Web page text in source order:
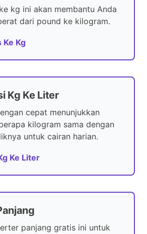
kg ini akan membantu Anda
dari pound ke kilogram.
Ke Kg
Kg Ke Liter
cepat menunjukkan
kilogram sama dengan
untuk cairan harian.
Ke Liter
panjang gratis ini untuk